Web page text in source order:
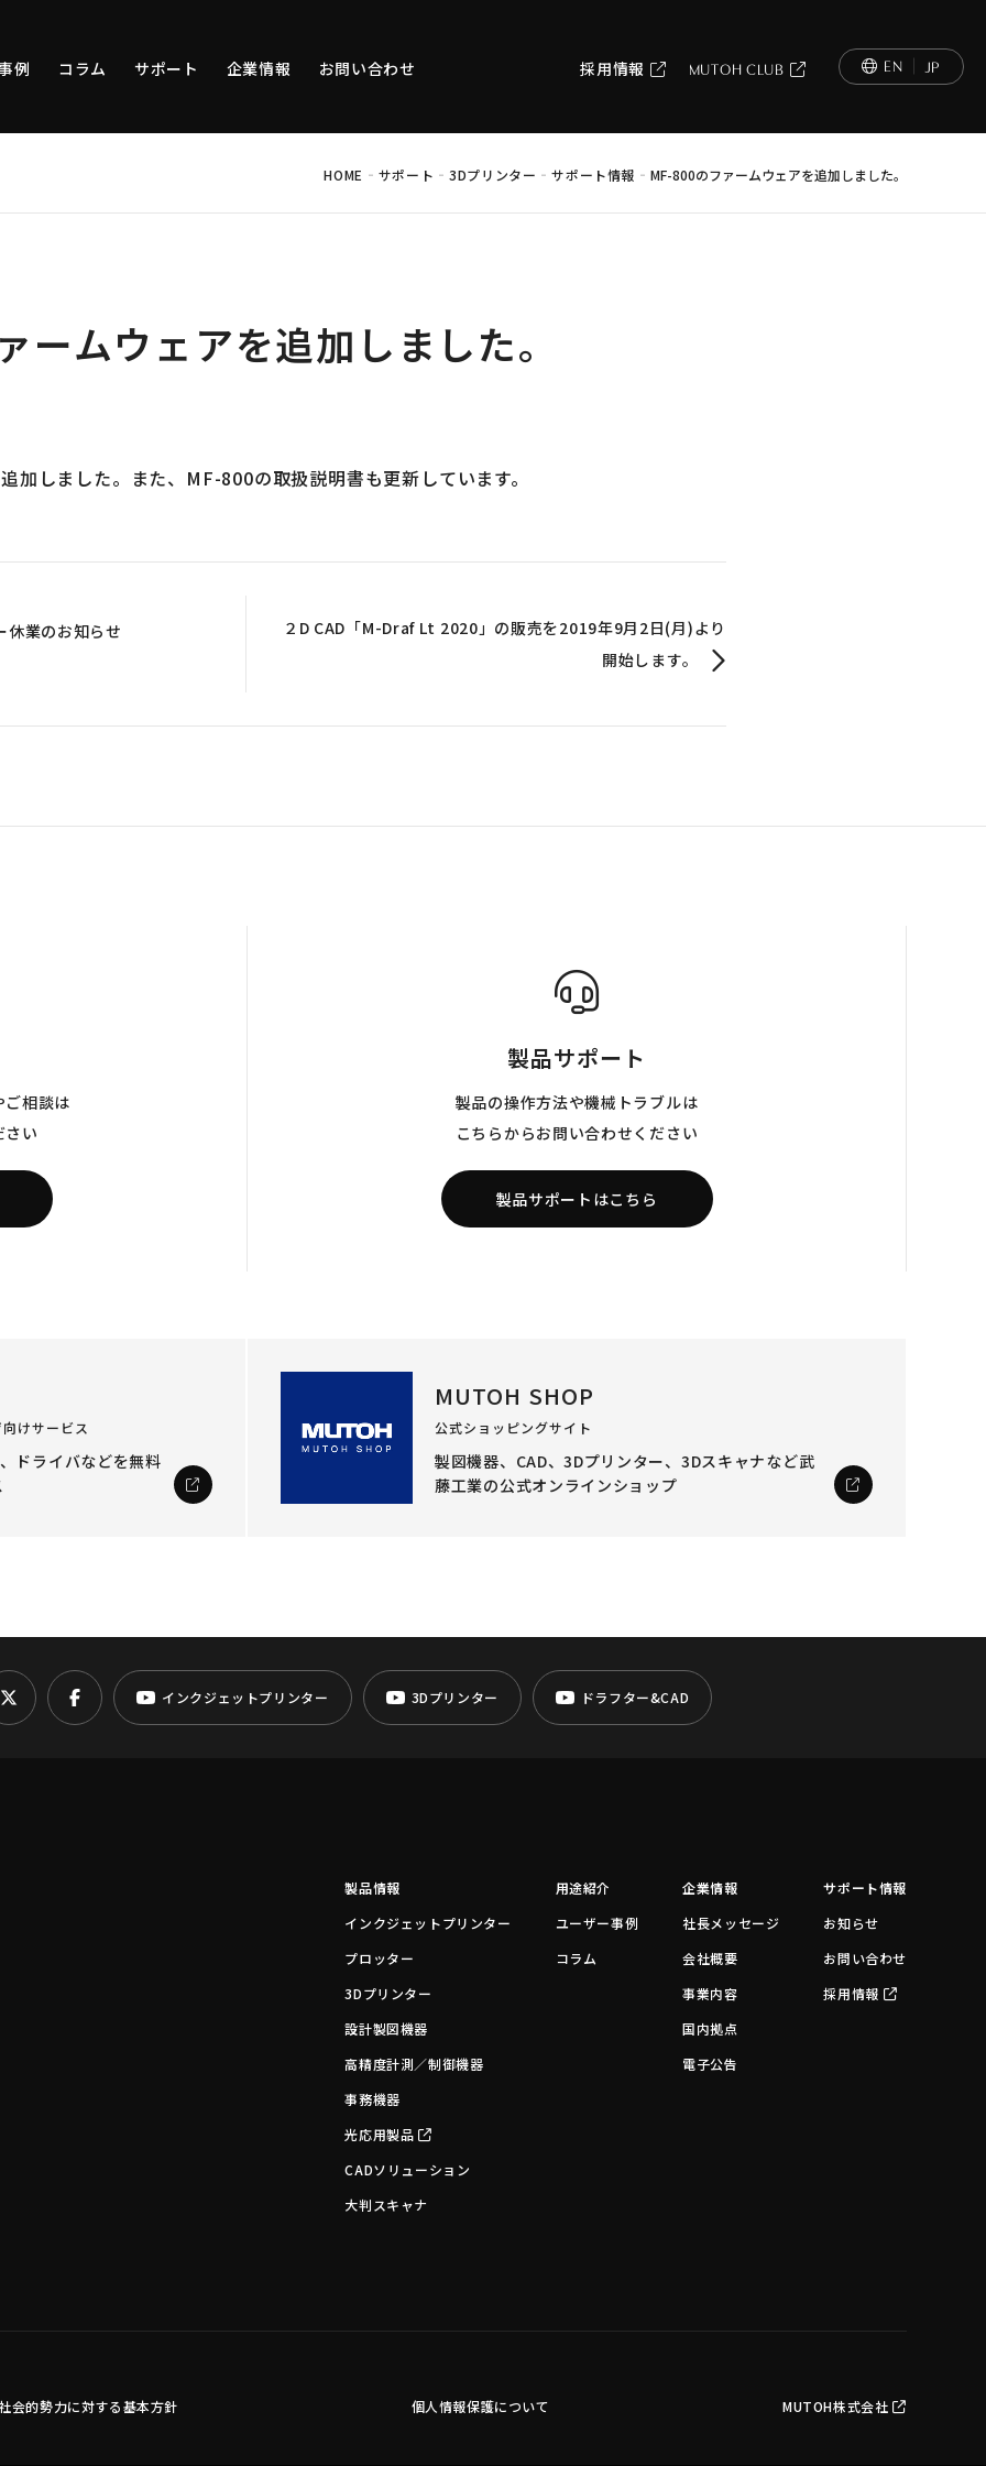
例 コラム サポート 企業情報 お問い合わせ 採用情報 MUTOH CLUB EN JP
HOME - サポート -3Dプリンター -サポート情報 - MF-800のファームウェアを追加しました。
ームウェアを追加しました。
加しました。また、MF-800の取扱説明書も更新しています。
休業のお知らせ
２D CAD「M-Draf Lt 2020」の販売を2019年9月2日(月)より
開始します。
ご相談は
さい
製品サポート
製品の操作方法や機械トラブルは
こちらからお問い合わせください
製品サポートはこちら
けサービス
ドライバなどを無料
MUTOH SHOP
公式ショッピングサイト
製図機器、CAD、3Dプリンター、3Dスキャナなど武
藤工業の公式オンラインショップ
インクジェットプリンター 3Dプリンター ドラフター&CAD
製品情報
インクジェットプリンター
プロッター
3Dプリンター
設計製図機器
高精度計測／制御機器
事務機器
光応用製品
CADソリューション
大判スキャナ
用途紹介
ユーザー事例
コラム
企業情報
社長メッセージ
会社概要
事業内容
国内拠点
電子公告
サポート情報
お知らせ
お問い合わせ
採用情報
会的勢力に対する基本方針 個人情報保護について MUTOH株式会社